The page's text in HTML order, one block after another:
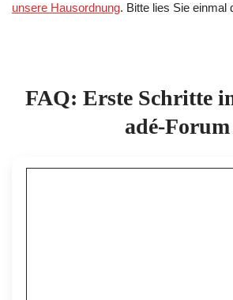
unsere Hausordnung. Bitte lies Sie einmal
FAQ: Erste Schritte
adé-Forum